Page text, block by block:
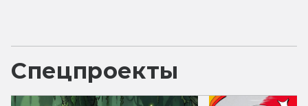
Спецпроекты